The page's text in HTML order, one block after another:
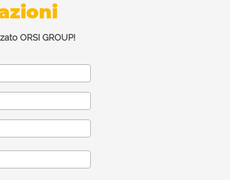
ORSI GROUP!